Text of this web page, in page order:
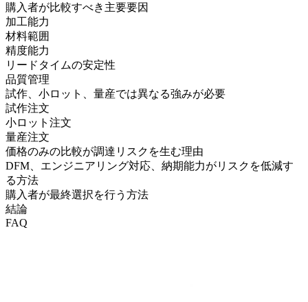
購入者が比較すべき主要要因
加工能力
材料範囲
精度能力
リードタイムの安定性
品質管理
試作、小ロット、量産では異なる強みが必要
試作注文
小ロット注文
量産注文
価格のみの比較が調達リスクを生む理由
DFM、エンジニアリング対応、納期能力がリスクを低減す
る方法
購入者が最終選択を行う方法
結論
FAQ